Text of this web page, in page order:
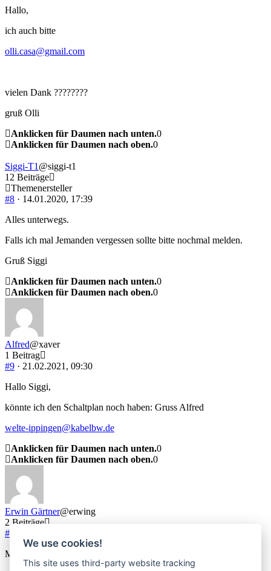
Hallo,
ich auch bitte
olli.casa@gmail.com
vielen Dank ????????
gruß Olli
Anklicken für Daumen nach unten.0
Anklicken für Daumen nach oben.0
Siggi-T1 @siggi-t1
12 Beiträge
Themenersteller
#8 · 14.01.2020, 17:39
Alles unterwegs.
Falls ich mal Jemanden vergessen sollte bitte nochmal melden.
Gruß Siggi
Anklicken für Daumen nach unten.0
Anklicken für Daumen nach oben.0
Alfred@xaver
1 Beitrag
#9 · 21.02.2021, 09:30
Hallo Siggi,
könnte ich den Schaltplan noch haben: Gruss Alfred
welte-ippingen@kabelbw.de
Anklicken für Daumen nach unten.0
Anklicken für Daumen nach oben.0
Erwin Gärtner@erwing
2 Beiträge
#10
Moin,
We use cookies!
This site uses third-party website tracking